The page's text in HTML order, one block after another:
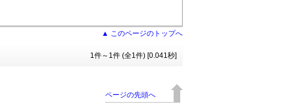
▲ このページのトップへ
1件～1件 (全1件) [0.041秒]
ページの先頭へ